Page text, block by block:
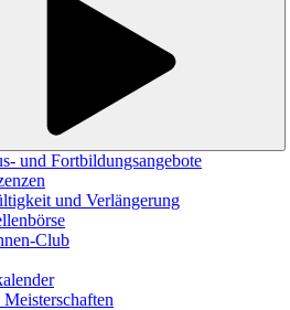
und Fortbildungsangebote
und Verlängerung
Club